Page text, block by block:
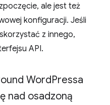
ale jest też
konfiguracji. Jeśli
z innego,
API.
WordPressa
nad osadzoną